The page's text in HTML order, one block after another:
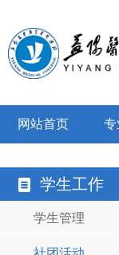
网站首页 专
学生工作
学生管理